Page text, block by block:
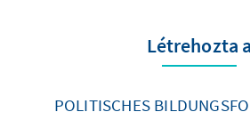
Létrehozta a
POLITISCHES